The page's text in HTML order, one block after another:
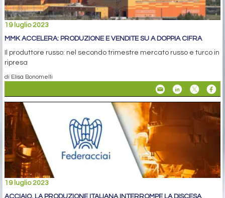
19 luglio 2023
MMK ACCELERA: PRODUZIONE E VENDITE SU A DOPPIA CIFRA
Il produttore russo: nel secondo trimestre mercato russo e turco in
ripresa
di Elisa Bonomelli
19 luglio 2023